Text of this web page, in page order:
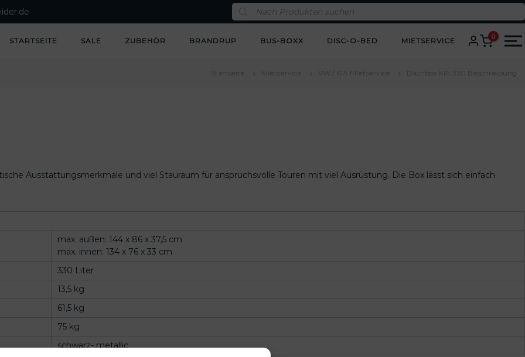
P
o
u
s
STARTSEITE SALE ZUBEHÖR BRANDRUP BUS-BOXX DISC-O-BED MIETSERVICE 0
Startseite Mietservice VW / KIA Mietservice Dachbox KIA 330 Beschreibung
Ausstattungsmerkmale und viel Stauraum für anspruchsvolle Touren mit viel Ausrüstung. Die Box lässt sich einfach
max. außen: 144 x 86 x 37,5 cm
max. innen: 134 x 76 x 33 cm
330 Liter
13,5 kg
61,5 kg
75 kg
schwarz- metallic